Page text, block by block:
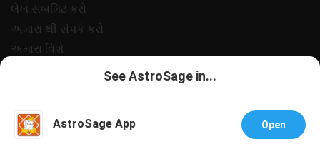
લેખ સબમિટ કરો
અમારા થી સંપર્ક કરો
અમારા વિશે
સપોર
See AstroSage in...
AstroSage App Open